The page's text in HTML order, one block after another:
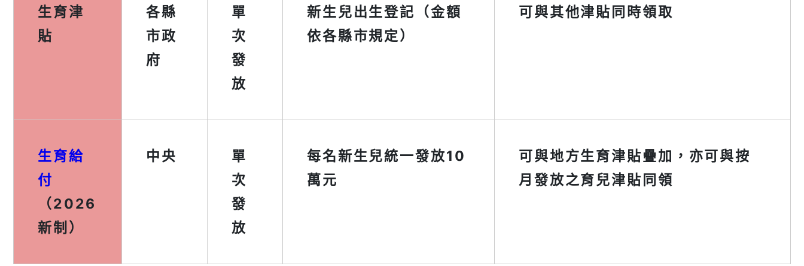
生育津
貼
各縣
市政
府
單
次
發
放
新生兒出生登記（金額
依各縣市規定）
可與其他津貼同時領取
生育給
付
（2026
新制）
中央
單
次
發
放
每名新生兒統一發放10
萬元
可與地方生育津貼疊加，亦可與按
月發放之育兒津貼同領